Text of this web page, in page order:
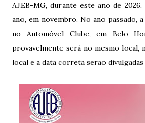
AJEB-MG, durante este ano de
ano, em novembro. No ano passado,
no Automóvel Clube, em Belo
provavelmente será no mesmo local,
local e a data correta serão